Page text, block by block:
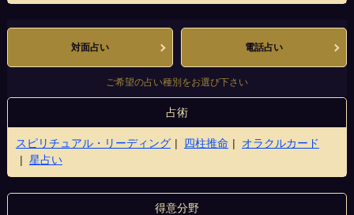
対面占い 電話占い
ご希望の占い種別をお選び下さい
占術
スピリチュアル・リーディング 四柱推命
オラクルカード
星占い
得意分野